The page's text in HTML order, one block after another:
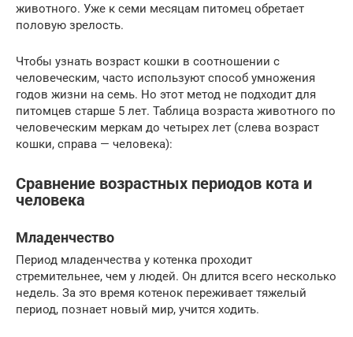
животного. Уже к семи месяцам питомец обретает
половую зрелость.
Чтобы узнать возраст кошки в соотношении с
человеческим, часто используют способ умножения
годов жизни на семь. Но этот метод не подходит для
питомцев старше 5 лет. Таблица возраста животного по
человеческим меркам до четырех лет (слева возраст
кошки, справа — человека):
Сравнение возрастных периодов кота и
человека
Младенчество
Период младенчества у котенка проходит
стремительнее, чем у людей. Он длится всего несколько
недель. За это время котенок переживает тяжелый
период, познает новый мир, учится ходить.